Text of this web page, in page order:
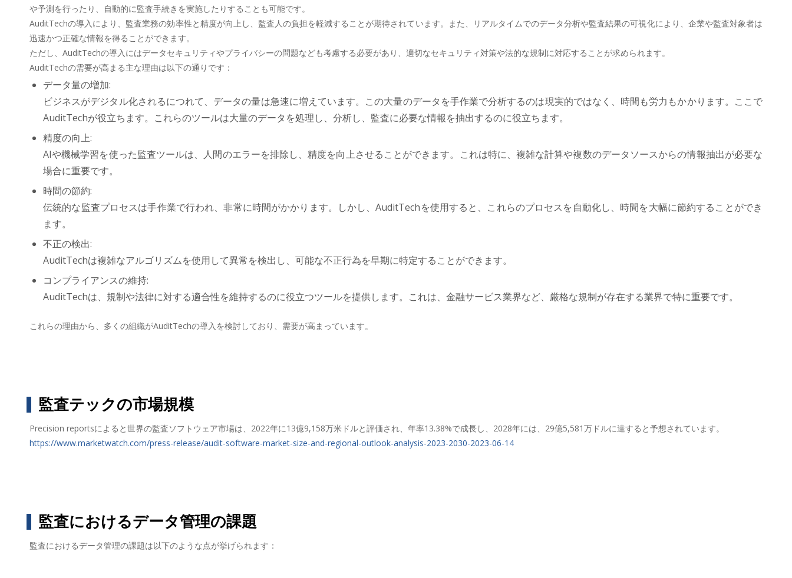
や予測を行ったり、自動的に監査手続きを実施したりすることも可能です。
AuditTechの導入により、監査業務の効率性と精度が向上し、監査人の負担を軽減することが期待されています。また、リアルタイムでのデータ分析や監査結果の可視化により、企業や監査対象者は
迅速かつ正確な情報を得ることができます。
ただし、AuditTechの導入にはデータセキュリティやプライバシーの問題なども考慮する必要があり、適切なセキュリティ対策や法的な規制に対応することが求められます。
AuditTechの需要が高まる主な理由は以下の通りです：
データ量の増加:
ビジネスがデジタル化されるにつれて、データの量は急速に増えています。この大量のデータを手作業で分析するのは現実的ではなく、時間も労力もかかります。ここで
AuditTechが役立ちます。これらのツールは大量のデータを処理し、分析し、監査に必要な情報を抽出するのに役立ちます。
精度の向上:
AIや機械学習を使った監査ツールは、人間のエラーを排除し、精度を向上させることができます。これは特に、複雑な計算や複数のデータソースからの情報抽出が必要な
場合に重要です。
時間の節約:
伝統的な監査プロセスは手作業で行われ、非常に時間がかかります。しかし、AuditTechを使用すると、これらのプロセスを自動化し、時間を大幅に節約することができ
ます。
不正の検出:
AuditTechは複雑なアルゴリズムを使用して異常を検出し、可能な不正行為を早期に特定することができます。
コンプライアンスの維持:
AuditTechは、規制や法律に対する適合性を維持するのに役立つツールを提供します。これは、金融サービス業界など、厳格な規制が存在する業界で特に重要です。
これらの理由から、多くの組織がAuditTechの導入を検討しており、需要が高まっています。
監査テックの市場規模
Precision reportsによると世界の監査ソフトウェア市場は、2022年に13億9,158万米ドルと評価され、年率13.38%で成長し、2028年には、29億5,581万ドルに達すると予想されています。
https://www.marketwatch.com/press-release/audit-software-market-size-and-regional-outlook-analysis-2023-2030-2023-06-14
監査におけるデータ管理の課題
監査におけるデータ管理の課題は以下のような点が挙げられます：